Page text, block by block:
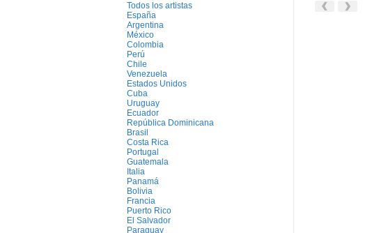
Todos los artistas
España
Argentina
México
Colombia
Perú
Chile
Venezuela
Estados Unidos
Cuba
Uruguay
Ecuador
República Dominicana
Brasil
Costa Rica
Portugal
Guatemala
Italia
Panamá
Bolivia
Francia
Puerto Rico
El Salvador
Paraguay